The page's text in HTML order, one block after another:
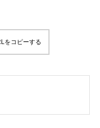
をコピーする